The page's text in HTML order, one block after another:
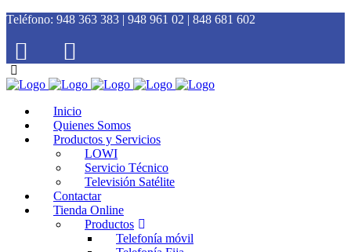
Teléfono: 948 363 383 | 948 961 02 | 848 681 602
Inicio
Quienes Somos
Productos y Servicios
LOWI
Servicio Técnico
Televisión Satélite
Contactar
Tienda Online
Productos
Telefonía móvil